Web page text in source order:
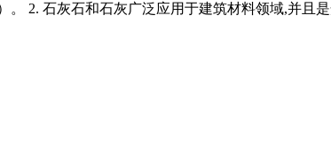
2. 石灰石和石灰广泛应用于建筑材料领域,并且